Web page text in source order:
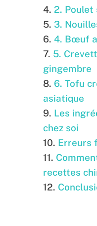
2. Poulet
3.
4. Bœuf
5.
gingembre
6. Tofu
asiatique
Les
chez soi
Erreurs
recettes